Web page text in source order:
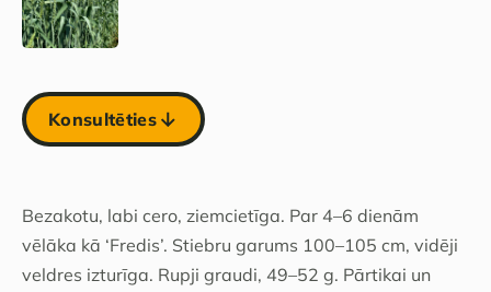
Konsultēties
Bezakotu, labi cero, ziemcietīga. Par 4–6 dienām
vēlāka kā ‘Fredis’. Stiebru garums 100–105 cm, vidēji
veldres izturīga. Rupji graudi, 49–52 g. Pārtikai un